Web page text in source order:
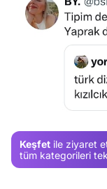
Keşfet ile ziyaret
tüm kategorileri